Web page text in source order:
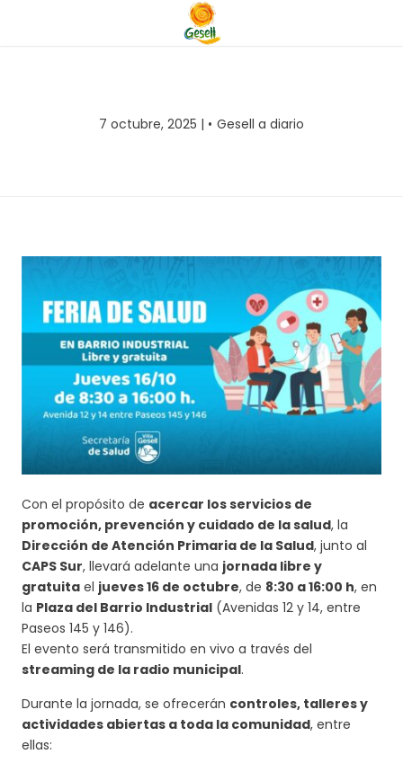
7 octubre, 2025 | Gesell a diario
Con el propósito de acercar los servicios de
promoción, prevención y cuidado de la salud, la
Dirección de Atención Primaria de la Salud, junto al
CAPS Sur, llevará adelante una jornada libre y
gratuita el jueves 16 de octubre, de 8:30 a 16:00 h, en
la Plaza del Barrio Industrial (Avenidas 12 y 14, entre
Paseos 145 y 146).
El evento será transmitido en vivo a través del
streaming de la radio municipal.
Durante la jornada, se ofrecerán controles, talleres y
actividades abiertas a toda la comunidad, entre
ellas: